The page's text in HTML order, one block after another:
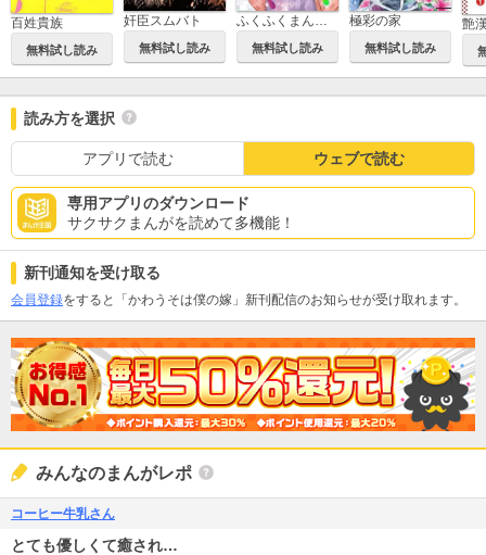
百姓貴族
無料試し読み
奸臣スムバト
無料試し読み
ふくふくまんぷく
無料試し読み
極彩の家
無料試し読み
艶
読み方を選択
アプリで読む ウェブで読む
専用アプリのダウンロード
サクサクまんがを読めて多機能！
新刊通知を受け取る
会員登録をすると「かわうそは僕の嫁」新刊配信のお知らせが受け取れます。
みんなのまんがレポ
コーヒー牛乳さん
とても優しくて癒され…